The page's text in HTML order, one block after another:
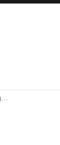
Bolsa de Agentes interinos e interinas de Policía Local. Calificación 1ª tanda dinámica de grupo y convocatoria 1ª tanda fase presencial.